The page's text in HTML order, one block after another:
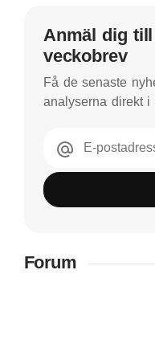
Anmäl dig till
veckobrev
Få de senaste
analyserna direkt i
E-
Forum